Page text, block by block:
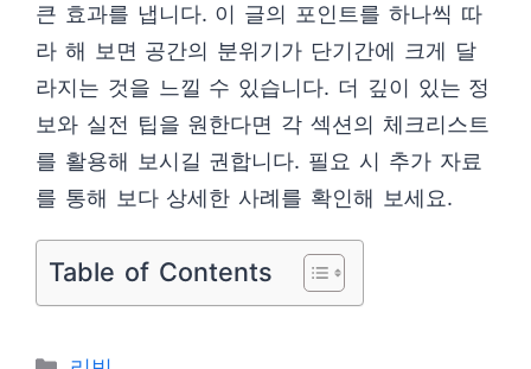
큰 효과를 냅니다. 이 글의 포인트를 하나씩 따
라 해 보면 공간의 분위기가 단기간에 크게 달
라지는 것을 느낄 수 있습니다. 더 깊이 있는 정
보와 실전 팁을 원한다면 각 섹션의 체크리스트
를 활용해 보시길 권합니다. 필요 시 추가 자료
를 통해 보다 상세한 사례를 확인해 보세요.
Table of Contents
카